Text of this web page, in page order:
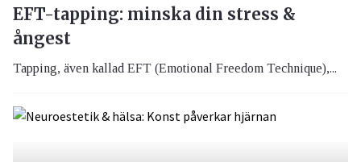
EFT-tapping: minska din stress &
ångest
Tapping, även kallad EFT (Emotional Freedom Technique),...